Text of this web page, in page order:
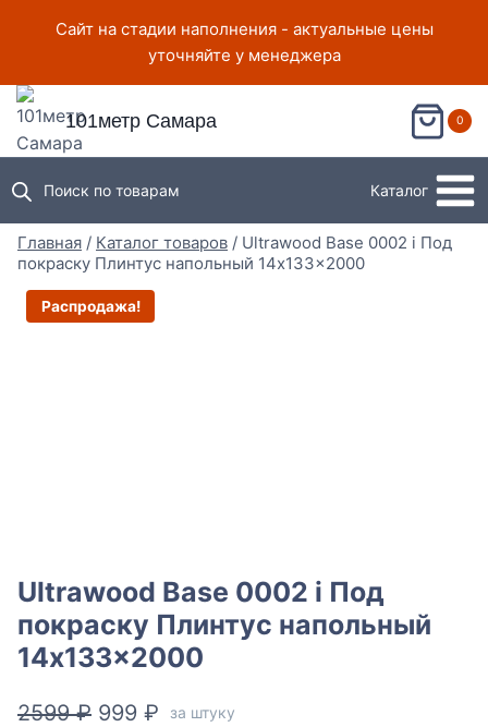
Сайт на стадии наполнения - актуальные цены
уточняйте у менеджера
101метр Самара 0
Поиск по товарам Каталог
Главная / Каталог товаров / Ultrawood Base 0002 i Под
покраску Плинтус напольный 14x133x2000
Распродажа!
Ultrawood Base 0002 i Под
покраску Плинтус напольный
14x133x2000
2599₽ Первоначальная
999 ₽ Текущая
за штуку